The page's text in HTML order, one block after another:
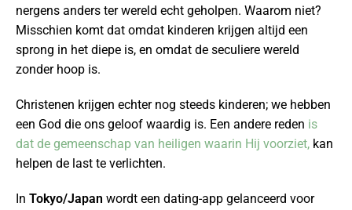
nergens anders ter wereld echt geholpen. Waarom niet?
Misschien komt dat omdat kinderen krijgen altijd een
sprong in het diepe is, en omdat de seculiere wereld
zonder hoop is.
Christenen krijgen echter nog steeds kinderen; we hebben
een God die ons geloof waardig is. Een andere reden is
dat de gemeenschap van heiligen waarin Hij voorziet, kan
helpen de last te verlichten.
In Tokyo/Japan wordt een dating-app gelanceerd voor